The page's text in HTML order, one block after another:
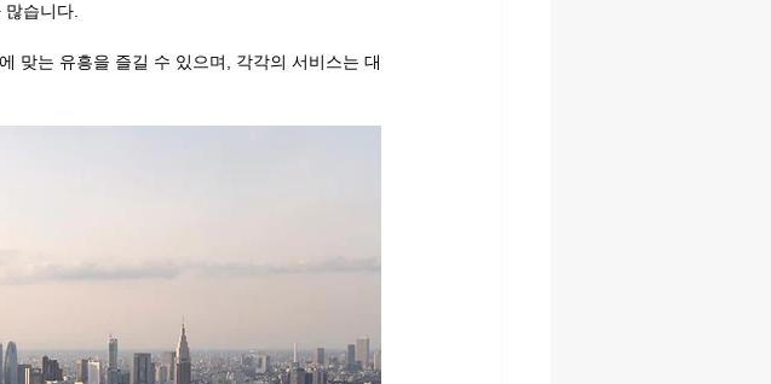
습니다.
맞는 유흥을 즐길 수 있으며, 각각의 서비스는 대